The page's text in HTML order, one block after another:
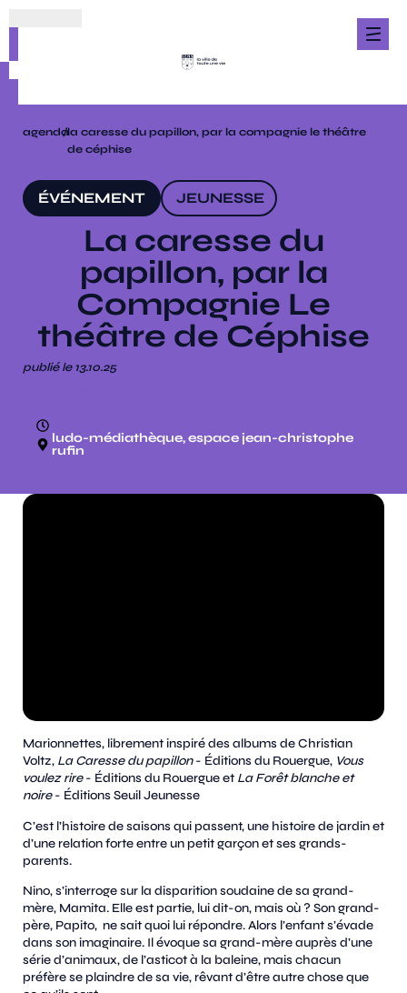
agenda
/la caresse du papillon, par la compagnie le théâtre
de céphise
ÉVÉNEMENT JEUNESSE
La caresse du
papillon, par la
Compagnie Le
théâtre de Céphise
publié le 13.10.25
ludo-médiathèque, espace jean-christophe
rufin
Marionnettes, librement inspiré des albums de Christian
Voltz, La Caresse du papillon- Éditions du Rouergue, Vous
voulez rire- Éditions du Rouergue et La Forêt blanche et
noire- Éditions Seuil Jeunesse
C’est l’histoire de saisons qui passent, une histoire de jardin et
d’une relation forte entre un petit garçon et ses grands-
parents.
Nino, s’interroge sur la disparition soudaine de sa grand-
mère, Mamita. Elle est partie, lui dit-on, mais où ? Son grand-
père, Papito, ne sait quoi lui répondre. Alors l’enfant s’évade
dans son imaginaire. Il évoque sa grand-mère auprès d’une
série d’animaux, de l’asticot à la baleine, mais chacun
préfère se plaindre de sa vie, rêvant d’être autre chose que